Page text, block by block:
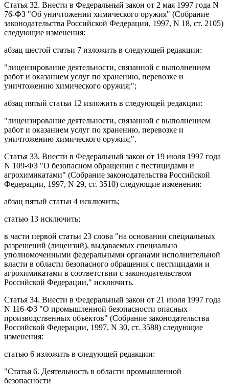
Статья 32. Внести в Федеральный закон от 2 мая 1997 года N
76-ФЗ "Об уничтожении химического оружия" (Собрание
законодательства Российской Федерации, 1997, N 18, ст. 2105)
следующие изменения:
абзац шестой статьи 7 изложить в следующей редакции:
"лицензирование деятельности, связанной с выполнением
работ и оказанием услуг по хранению, перевозке и
уничтожению химического оружия;";
абзац пятый статьи 12 изложить в следующей редакции:
"лицензирование деятельности, связанной с выполнением
работ и оказанием услуг по хранению, перевозке и
уничтожению химического оружия;".
Статья 33. Внести в Федеральный закон от 19 июля 1997 года
N 109-ФЗ "О безопасном обращении с пестицидами и
агрохимикатами" (Собрание законодательства Российской
Федерации, 1997, N 29, ст. 3510) следующие изменения:
абзац пятый статьи 4 исключить;
статью 13 исключить;
в части первой статьи 23 слова "на основании специальных
разрешений (лицензий), выдаваемых специально
уполномоченными федеральными органами исполнительной
власти в области безопасного обращения с пестицидами и
агрохимикатами в соответствии с законодательством
Российской Федерации," исключить.
Статья 34. Внести в Федеральный закон от 21 июля 1997 года
N 116-ФЗ "О промышленной безопасности опасных
производственных объектов" (Собрание законодательства
Российской Федерации, 1997, N 30, ст. 3588) следующие
изменения:
статью 6 изложить в следующей редакции:
"Статья 6. Деятельность в области промышленной
безопасности